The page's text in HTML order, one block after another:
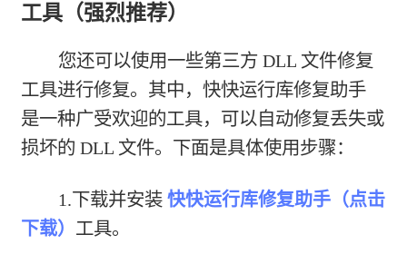
工具（强烈推荐）
您还可以使用一些第三方 DLL 文件修复
工具进行修复。其中，快快运行库修复助手
是一种广受欢迎的工具，可以自动修复丢失或
损坏的 DLL 文件。下面是具体使用步骤：
1.下载并安装 快快运行库修复助手（点击
下载） 工具。